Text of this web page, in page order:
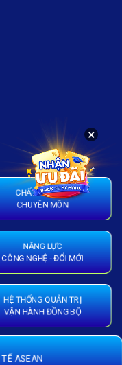
CHẤT LƯỢNG
CHUYÊN MÔN
NĂNG LỰC
CÔNG NGHỆ - ĐỔI MỚI
HỆ THỐNG QUẢN TRỊ
VẬN HÀNH ĐỒNG BỘ
ASEAN
×